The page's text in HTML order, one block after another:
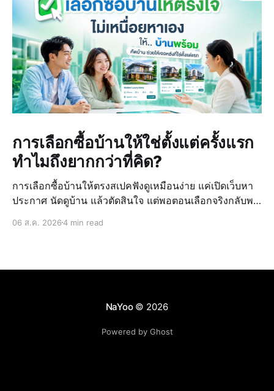
การเลือกซื้อบ้านให้ใช่ตั้งแต่ครั้งแรก
ทำไมถึงยากกว่าที่คิด?
การเลือกซื้อบ้านให้ตรงสเปคฟังดูเหมือนง่าย แค่เปิดเว็บหา
ประกาศ นัดดูบ้าน แล้วตัดสินใจ แต่พอตอนเลือกจริงกลับพบ
ราคาที่ไม่ตรงกัน และไม่มั่นใจในทำเลหรือสภาพจริงของ
06 ส.ค. 20264 min read
NaYoo© 2026
Powered by Ghost